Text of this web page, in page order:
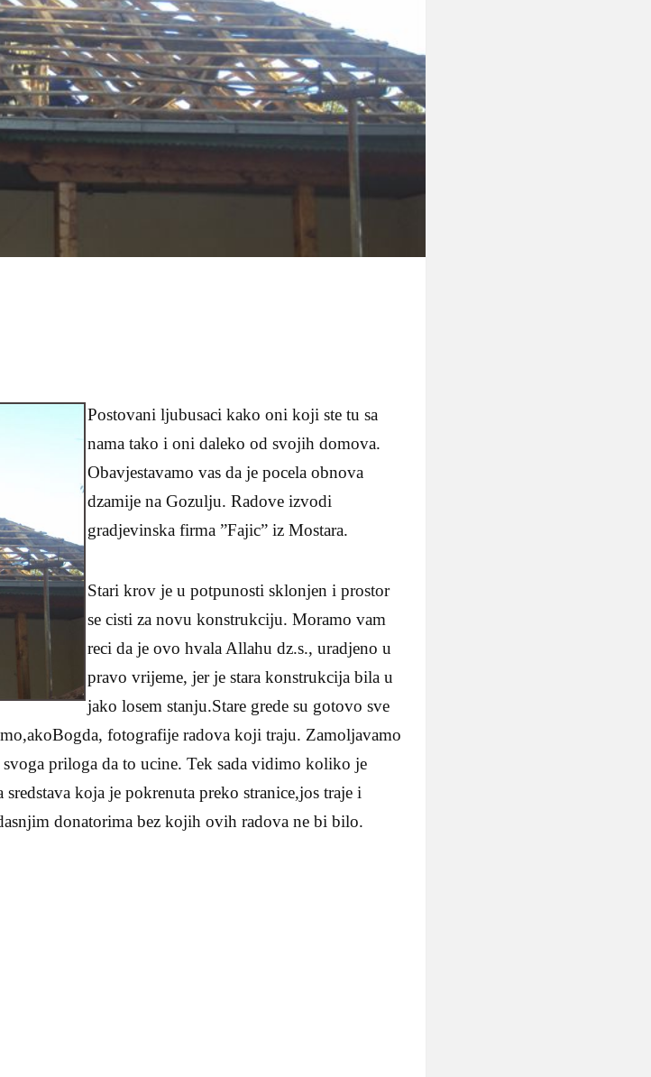
Postovani ljubusaci kako oni koji ste tu sa
nama tako i oni daleko od svojih domova.
Obavjestavamo vas da je pocela obnova
dzamije na Gozulju. Radove izvodi
gradjevinska firma ”Fajic” iz Mostara.
Stari krov je u potpunosti sklonjen i prostor
se cisti za novu konstrukciju. Moramo vam
reci da je ovo hvala Allahu dz.s., uradjeno u
pravo vrijeme, jer je stara konstrukcija bila u
jako losem stanju.Stare grede su gotovo sve
fotografije radova koji traju. Zamoljavamo
priloga da to ucine. Tek sada vidimo koliko je
koja je pokrenuta preko stranice,jos traje i
donatorima bez kojih ovih radova ne bi bilo.